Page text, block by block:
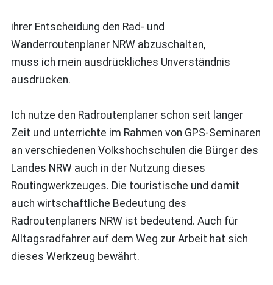
ihrer Entscheidung den Rad- und
Wanderroutenplaner NRW abzuschalten,
muss ich mein ausdrückliches Unverständnis
ausdrücken.
Ich nutze den Radroutenplaner schon seit langer
Zeit und unterrichte im Rahmen von GPS-Seminaren
an verschiedenen Volkshochschulen die Bürger des
Landes NRW auch in der Nutzung dieses
Routingwerkzeuges. Die touristische und damit
auch wirtschaftliche Bedeutung des
Radroutenplaners NRW ist bedeutend. Auch für
Alltagsradfahrer auf dem Weg zur Arbeit hat sich
dieses Werkzeug bewährt.